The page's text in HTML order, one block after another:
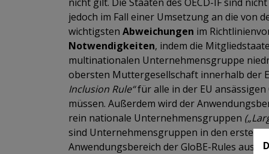
jedoch im Fall einer Umsetzung an die von
wichtigsten Abweichungen im
Notwendigkeiten, indem die
multinationalen Unternehmensgruppe
obersten Muttergesellschaft innerhalb der
Inclusion Rule“für alle in der EU
müssen. Außerdem wird der
rein nationale Unternehmensgruppen
sind Unternehmensgruppen in den ersten
Anwendungsbereich der GloBE-Rules